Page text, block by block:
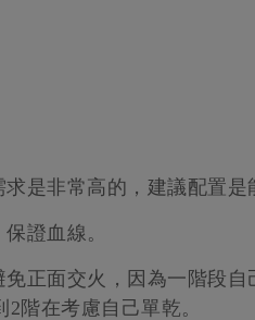
是非常高的，建議配置是
證血線。
正面交火，因為一階段
階在考慮自己單乾。